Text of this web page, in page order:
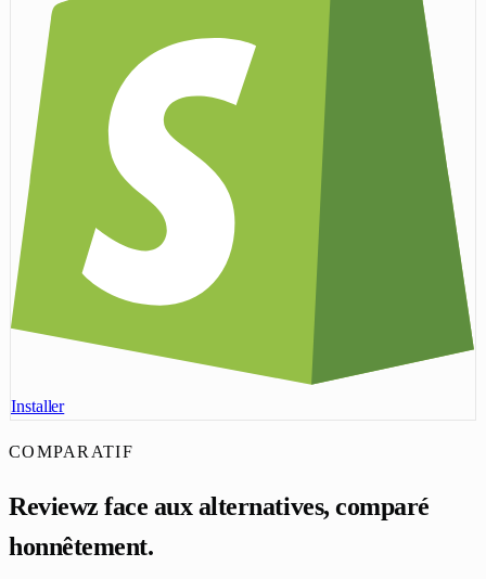
Installer
COMPARATIF
Reviewz face aux alternatives, comparé
honnêtement.